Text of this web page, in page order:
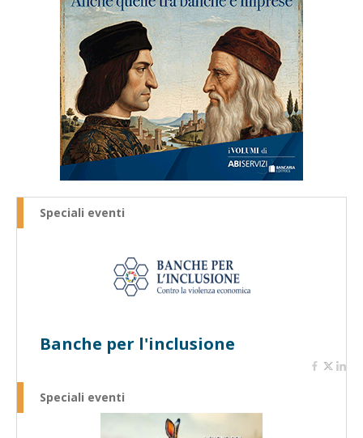
Speciali eventi
Banche per l'inclusione
Speciali eventi